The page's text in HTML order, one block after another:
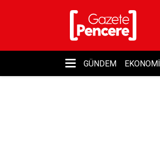
GÜNDEM EKONOMI